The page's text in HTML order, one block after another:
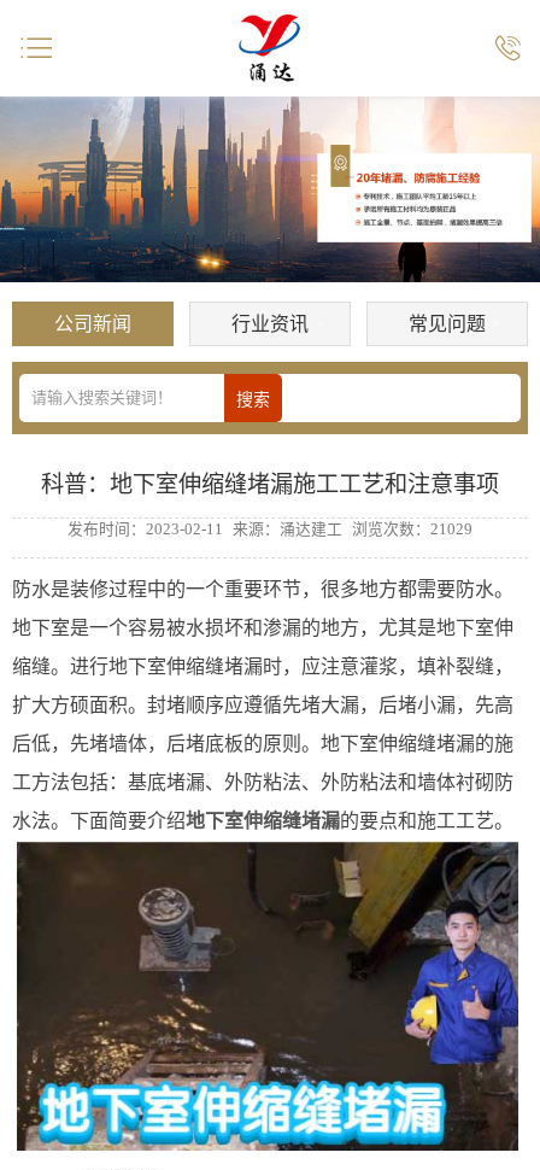
公司新闻 行业资讯 常见问题
科普：地下室伸缩缝堵漏施工工艺和注意事项
发布时间：2023-02-11 来源：涌达建工 浏览次数：21029
防水是装修过程中的一个重要环节，很多地方都需要防水。
地下室是一个容易被水损坏和渗漏的地方，尤其是地下室伸
缩缝。进行地下室伸缩缝堵漏时，应注意灌浆，填补裂缝，
扩大方硕面积。封堵顺序应遵循先堵大漏，后堵小漏，先高
后低，先堵墙体，后堵底板的原则。地下室伸缩缝堵漏的施
工方法包括：基底堵漏、外防粘法、外防粘法和墙体衬砌防
水法。下面简要介绍地下室伸缩缝堵漏的要点和施工工艺。
 